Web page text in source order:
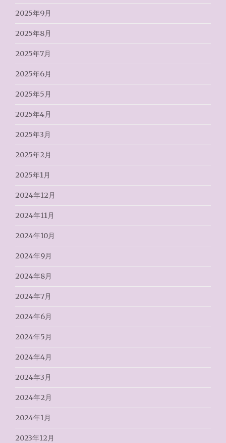
2025年9月
2025年8月
2025年7月
2025年6月
2025年5月
2025年4月
2025年3月
2025年2月
2025年1月
2024年12月
2024年11月
2024年10月
2024年9月
2024年8月
2024年7月
2024年6月
2024年5月
2024年4月
2024年3月
2024年2月
2024年1月
2023年12月